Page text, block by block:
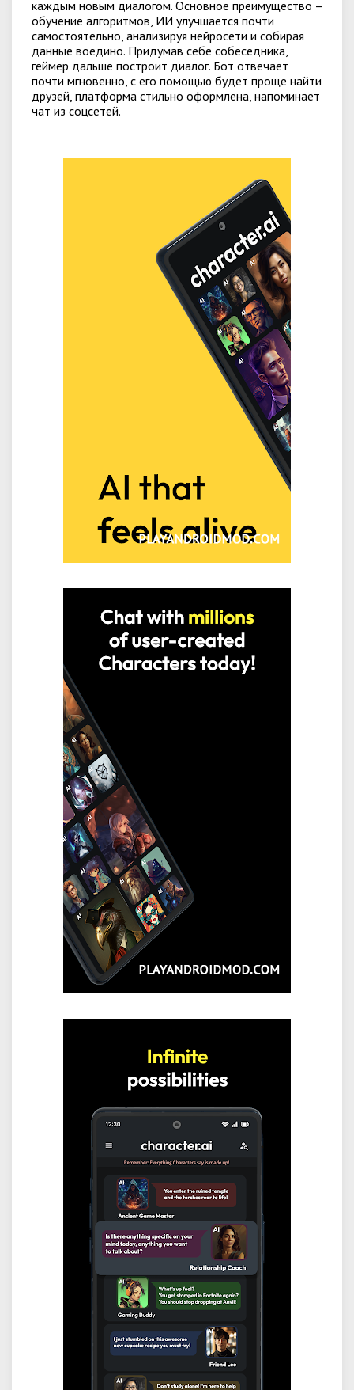
каждым новым диалогом. Основное преимущество –
обучение алгоритмов, ИИ улучшается почти
самостоятельно, анализируя нейросети и собирая
данные воедино. Придумав себе собеседника,
геймер дальше построит диалог. Бот отвечает
почти мгновенно, с его помощью будет проще найти
друзей, платформа стильно оформлена, напоминает
чат из соцсетей.